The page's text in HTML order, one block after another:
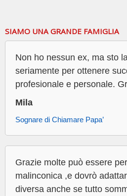
SIAMO UNA GRANDE FAMIGLIA
Non ho nessun ex, ma sto
seriamente per ottenere
profesionale e personale.
Mila
Sognare di Chiamare Papa’
Grazie molte può essere
malinconica ,e dovrò
diversa anche se tutto